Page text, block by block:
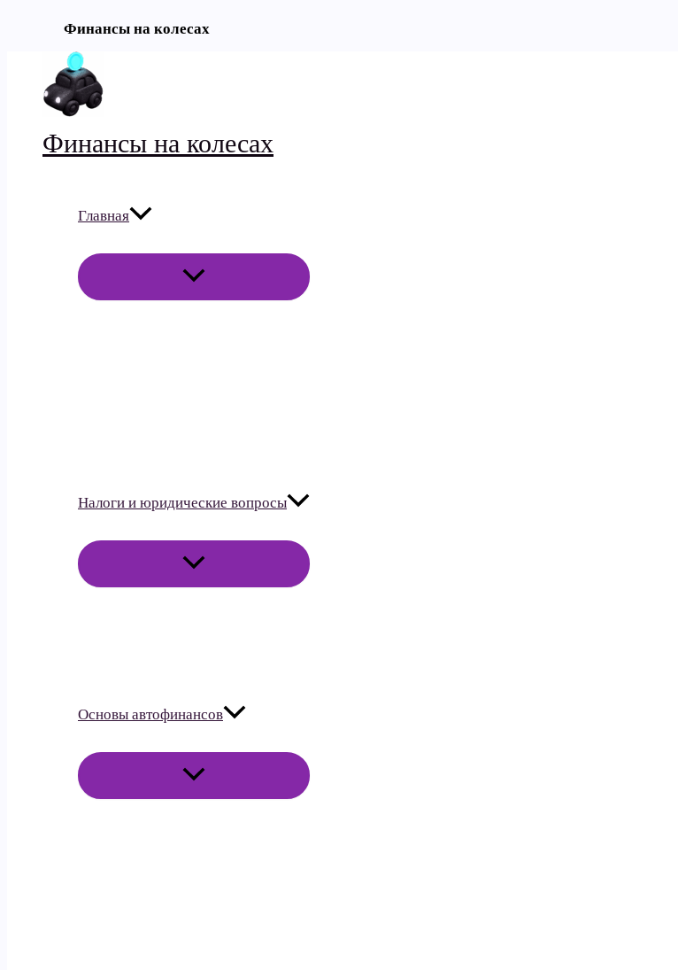
Финансы на колесах
содержимому
Финансы на колесах
Главная
ПЕРЕКЛЮЧАТЕЛЬ
Налоги и юридические вопросы
ПЕРЕКЛЮЧАТЕЛЬ
Основы автофинансов
ПЕРЕКЛЮЧАТЕЛЬ